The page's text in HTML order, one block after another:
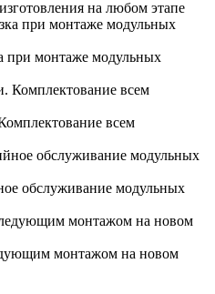
на любом этапе
при монтаже модульных
всем
обслуживание модульных
монтажом на новом